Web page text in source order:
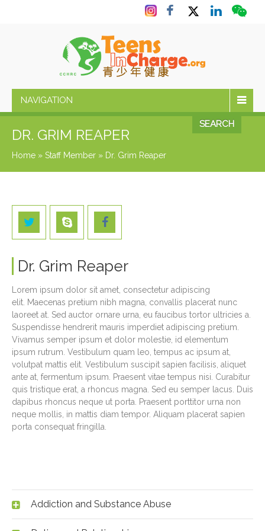
NAVIGATION
SEARCH
DR. GRIM REAPER
Home » Staff Member » Dr. Grim Reaper
Addiction and Substance Abuse
Dr. Grim Reaper
Lorem ipsum dolor sit amet, consectetur adipiscing
elit. Maecenas pretium nibh magna, convallis placerat nunc
laoreet at. Sed auctor ornare urna, eu faucibus tortor ultricies a.
Suspendisse hendrerit mauris imperdiet adipiscing pretium.
Vivamus semper ipsum et dolor molestie, id elementum
ipsum rutrum. Vestibulum quam leo, tempus ac ipsum at,
volutpat mattis elit. Vestibulum suscipit sapien facilisis, aliquet
ante at, fermentum ipsum. Praesent vitae tempus nisi. Curabitur
quis tristique erat, a rhoncus magna. Sed eu semper lacus. Duis
dapibus rhoncus neque ut porta. Praesent porttitor urna non
neque mollis, in mattis diam tempor. Aliquam placerat sapien
porta consequat fringilla.